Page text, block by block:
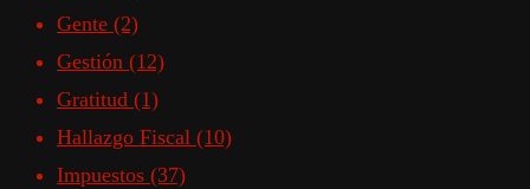
Gente (2)
Gestión (12)
Gratitud (1)
Hallazgo Fiscal (10)
Impuestos (37)